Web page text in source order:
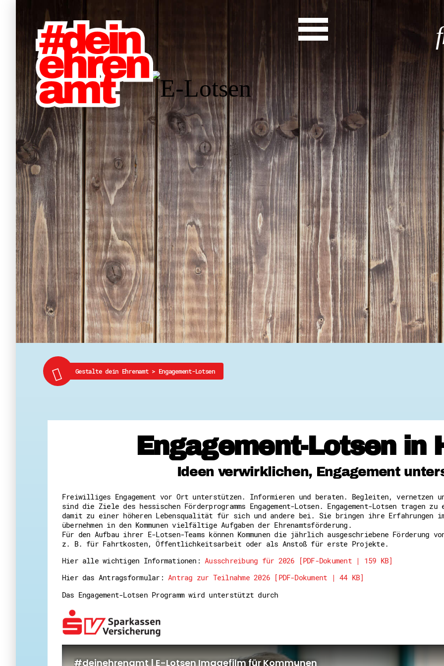
Start
Entdecke dein
News
Veranstaltungen
Rückblicke
Newsletter
Die LandesEhrenamtsagentur
Publikationen
Ansprechpartner
Ehrenamt hat viele
Finde dein
Ehrenamtssuchmaschine
Freiwilliges Soziales
Koordinierungszentren für
Engagierte Stadt
Freiwilligendienste
Freiwilligentage
Hessen hilft Ukraine
Zeig uns dein
Wettbewerb |
Wettbewerb | 80 Jahre
8 Vereine x 80 Jahre x
Crowdfunding - Viele
Ehrentag
Freiwilligenmanagement
Hessen engagiert - Digitale
Kompetenznachweis Hessen
Zeugnisbeiblatt
Mach dich schlau
GEMA-Pakt
Di@-Lotsen in Hessen
Energiepreiskrise und
Flüchtlingshilfe +
Generationsübergreifend
Qualifizierung & Fortbildung
Service
Suche
Gestalte dein Ehrenamt > Engagement-Lotsen
Engagement-Lotsen in
Ideen verwirklichen, Engagement
Freiwilliges Engagement vor Ort unterstützen. Informieren und beraten. Begleiten, vernetzen
sind die Ziele des hessischen Förderprogramms Engagement-Lotsen. Engagement-Lotsen tragen
damit zu einer höheren Lebensqualität für sich und andere bei. Sie bringen ihre Erfahrungen
übernehmen in den Kommunen vielfältige Aufgaben der Ehrenamtsförderung.
Für den Aufbau ihrer E-Lotsen-Teams können Kommunen die jährlich ausgeschriebene Förderung
z. B. für Fahrtkosten, Öffentlichkeitsarbeit oder als Anstoß für erste Projekte.
Hier alle wichtigen Informationen:Ausschreibung für 2026 [PDF-Dokument | 159 KB]
Hier das Antragsformular:Antrag zur Teilnahme 2026 [PDF-Dokument | 44 KB]
Das Engagement-Lotsen Programm wird unterstützt durch